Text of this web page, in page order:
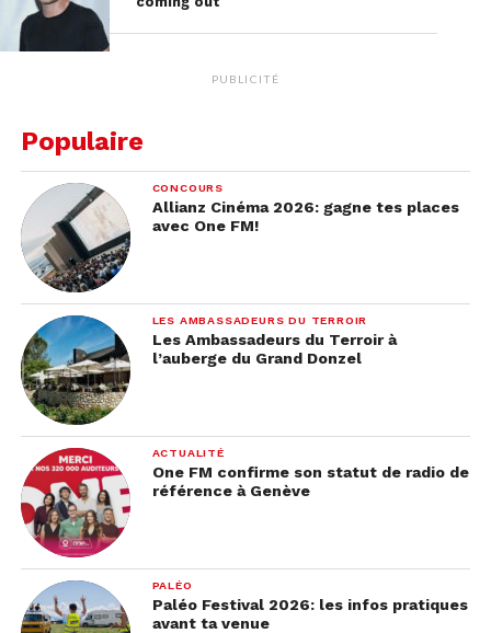
PUBLICITÉ
Populaire
CONCOURS
Allianz Cinéma 2026: gagne tes places
avec One FM!
LES AMBASSADEURS DU TERROIR
Les Ambassadeurs du Terroir à
l’auberge du Grand Donzel
ACTUALITÉ
One FM confirme son statut de radio de
référence à Genève
PALÉO
Paléo Festival 2026: les infos pratiques
avant ta venue